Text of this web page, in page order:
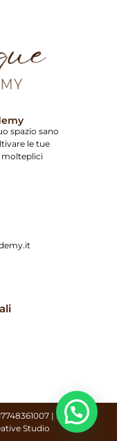
spazio sano
le tue
molteplici
| Sito web
Studio